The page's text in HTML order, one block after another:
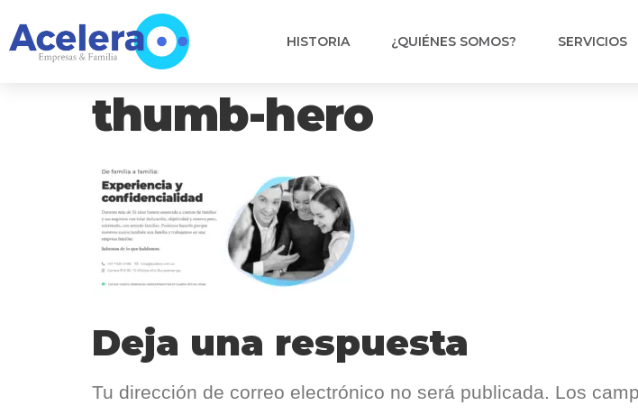
HISTORIA ¿QUIÉNES SOMOS? SERVICIOS
thumb-hero
Deja una respuesta
Tu dirección de correo electrónico no será publicada. Los